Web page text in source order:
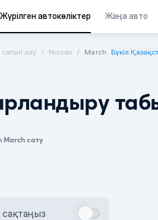
Жүрілген автокөліктер Жаңа авто
сатып алу Nissan March Бүкіл
March сату
сақтаңыз